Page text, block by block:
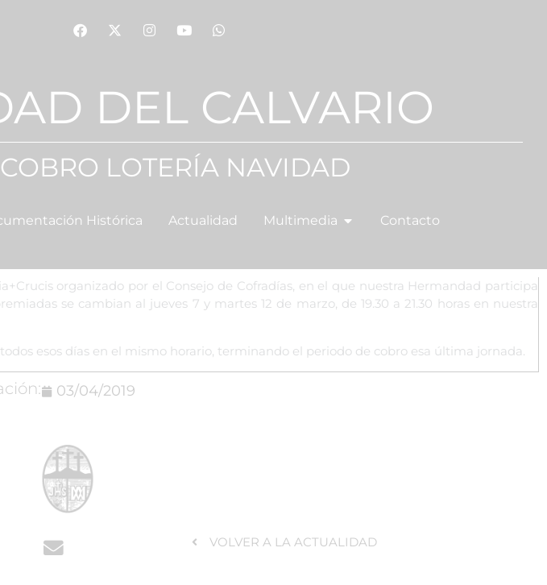
DEL CALVARIO
LOTERÍA NAVIDAD
Histórica Actualidad Multimedia Contacto
organizado por el Consejo de Cofradías, en el que nuestra Hermandad participa
se cambian al jueves 7 y martes 12 de marzo, de 19.30 a 21.30 horas en nuestra
esos días en el mismo horario, terminando el periodo de cobro esa última jornada.
03/04/2019
VOLVER A LA ACTUALIDAD